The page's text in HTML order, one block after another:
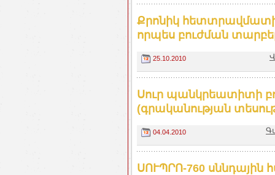
Քրոնիկ
որպես բուժման
25.10.2010
Սուր պանկրեատիտի
(գրականության
04.04.2010
ՍՈՒՊՐՈ-760 սննդային